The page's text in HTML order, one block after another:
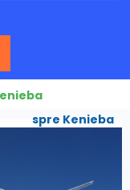
spre Kenieba